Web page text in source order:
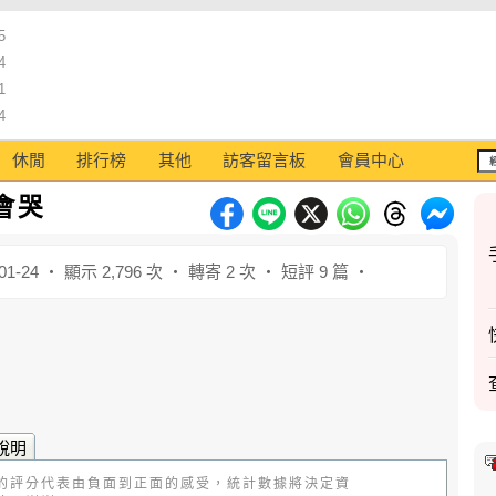
休閒 排行榜 其他 訪客留言板 會員中心
哭
24 ‧ 顯示 2,796 次 ‧ 轉寄 2 次 ‧ 短評 9 篇 ‧
明
評分代表由負面到正面的感受，統計數據將決定資